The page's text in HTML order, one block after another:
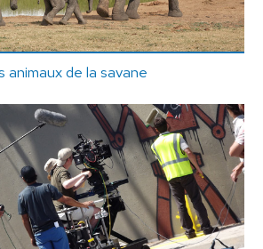
animaux de la savane